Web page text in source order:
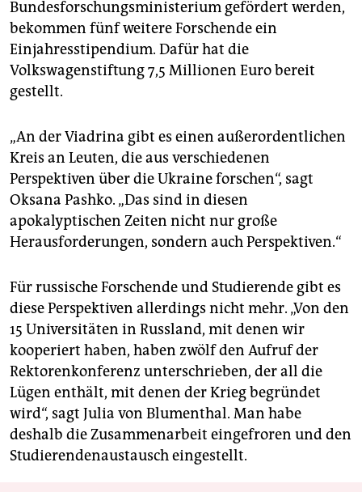
Bundesforschungsministerium gefördert werden,
bekommen fünf weitere Forschende ein
Einjahresstipendium. Dafür hat die
Volkswagenstiftung 7,5 Millionen Euro bereit
gestellt.
„An der Viadrina gibt es einen außerordentlichen
Kreis an Leuten, die aus verschiedenen
Perspektiven über die Ukraine forschen“, sagt
Oksana Pashko. „Das sind in diesen
apokalyptischen Zeiten nicht nur große
Herausforderungen, sondern auch Perspektiven.“
Für russische Forschende und Studierende gibt es
diese Perspektiven allerdings nicht mehr. „Von den
15 Universitäten in Russland, mit denen wir
kooperiert haben, haben zwölf den Aufruf der
Rektorenkonferenz unterschrieben, der all die
Lügen enthält, mit denen der Krieg begründet
wird“, sagt Julia von Blumenthal. Man habe
deshalb die Zusammenarbeit eingefroren und den
Studierendenaustausch eingestellt.